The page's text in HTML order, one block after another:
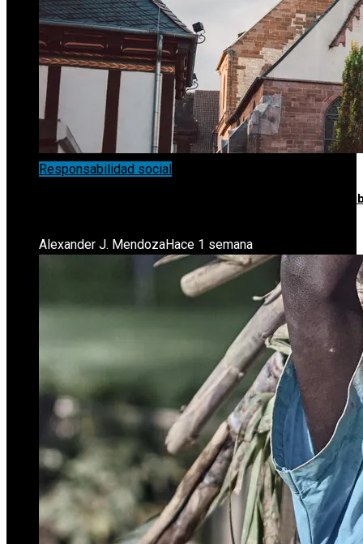
Responsabilidad social
Estrategias De RSE Que Fomentan La Movilidad
Alexander J. MendozaHace 1 semana